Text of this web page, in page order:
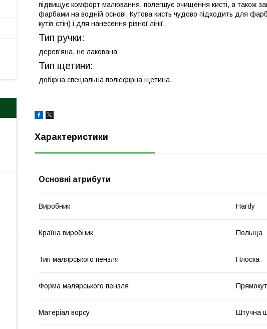
підвищує комфорт малювання, полегшує очищення кисті, а також
фарбами на водній основі. Кутова кисть чудово підходить для
кутів стін) і для нанесення рівної лінії.
Тип ручки:
дерев'яна, не лакована
Тип щетини:
добірна спеціальна поліефірна щетина.
Характеристики
Основні атрибути
Виробник Hardy
Країна виробник Польща
Тип малярського пензля Плоска
Форма малярського пензля
Матеріал ворсу Штучна